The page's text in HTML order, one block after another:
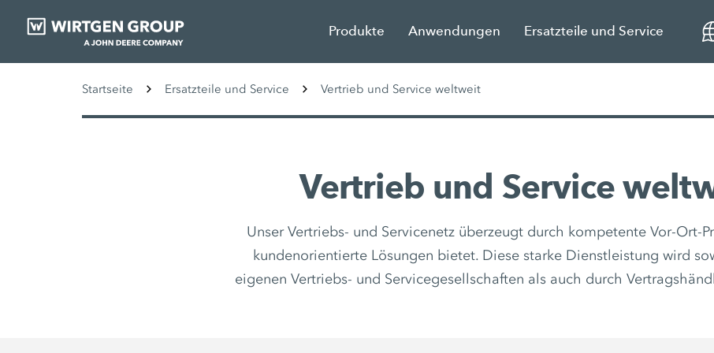
Produkte Anwendungen Ersatzteile und Service
Startseite Ersatzteile und Service Vertrieb und Service weltweit
Vertrieb und Service
Unser Vertriebs- und Servicenetz überzeugt durch kompetente Vor-Ort-
kundenorientierte Lösungen bietet. Diese starke Dienstleistung wird
eigenen Vertriebs- und Servicegesellschaften als auch durch